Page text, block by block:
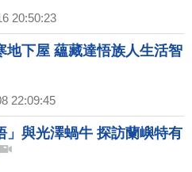
20:50:23
地下屋 蘊藏達悟族人生活智
22:09:45
」與光澤蝸牛 探訪蘭嶼特有